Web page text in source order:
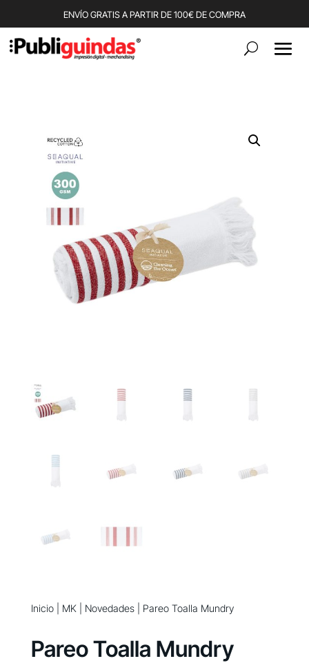
ENVÍO GRATIS A PARTIR DE 100€ DE COMPRA
Inicio| MK| Novedades| Pareo Toalla Mundry
Pareo Toalla Mundry